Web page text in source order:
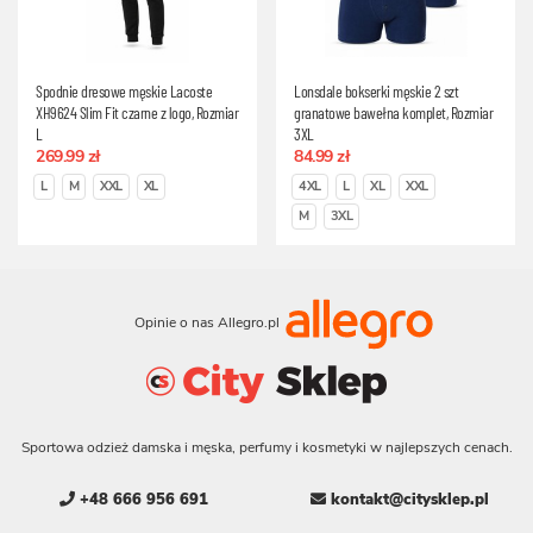
Spodnie dresowe męskie Lacoste
XH9624 Slim Fit czarne z logo, Rozmiar
L
269.99 zł
L M XXL XL
Lonsdale bokserki męskie 2 szt
granatowe bawełna komplet, Rozmiar
3XL
84.99 zł
4XL L XL
XXL
M
3XL
Opinie o nas Allegro.pl
Sportowa odzież damska i męska, perfumy i kosmetyki w najlepszych cenach.
+48 666 956 691 kontakt@citysklep.pl